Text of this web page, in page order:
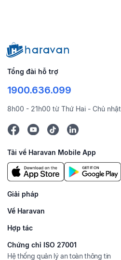
Tổng đài hỗ trợ
1900.636.099
8h00 - 21h00 từ Thứ Hai - Chủ nhật
Tải về Haravan Mobile App
Giải pháp
Về Haravan
Hợp tác
Chứng chỉ ISO 27001
Hệ thống quản lý an toàn thông tin